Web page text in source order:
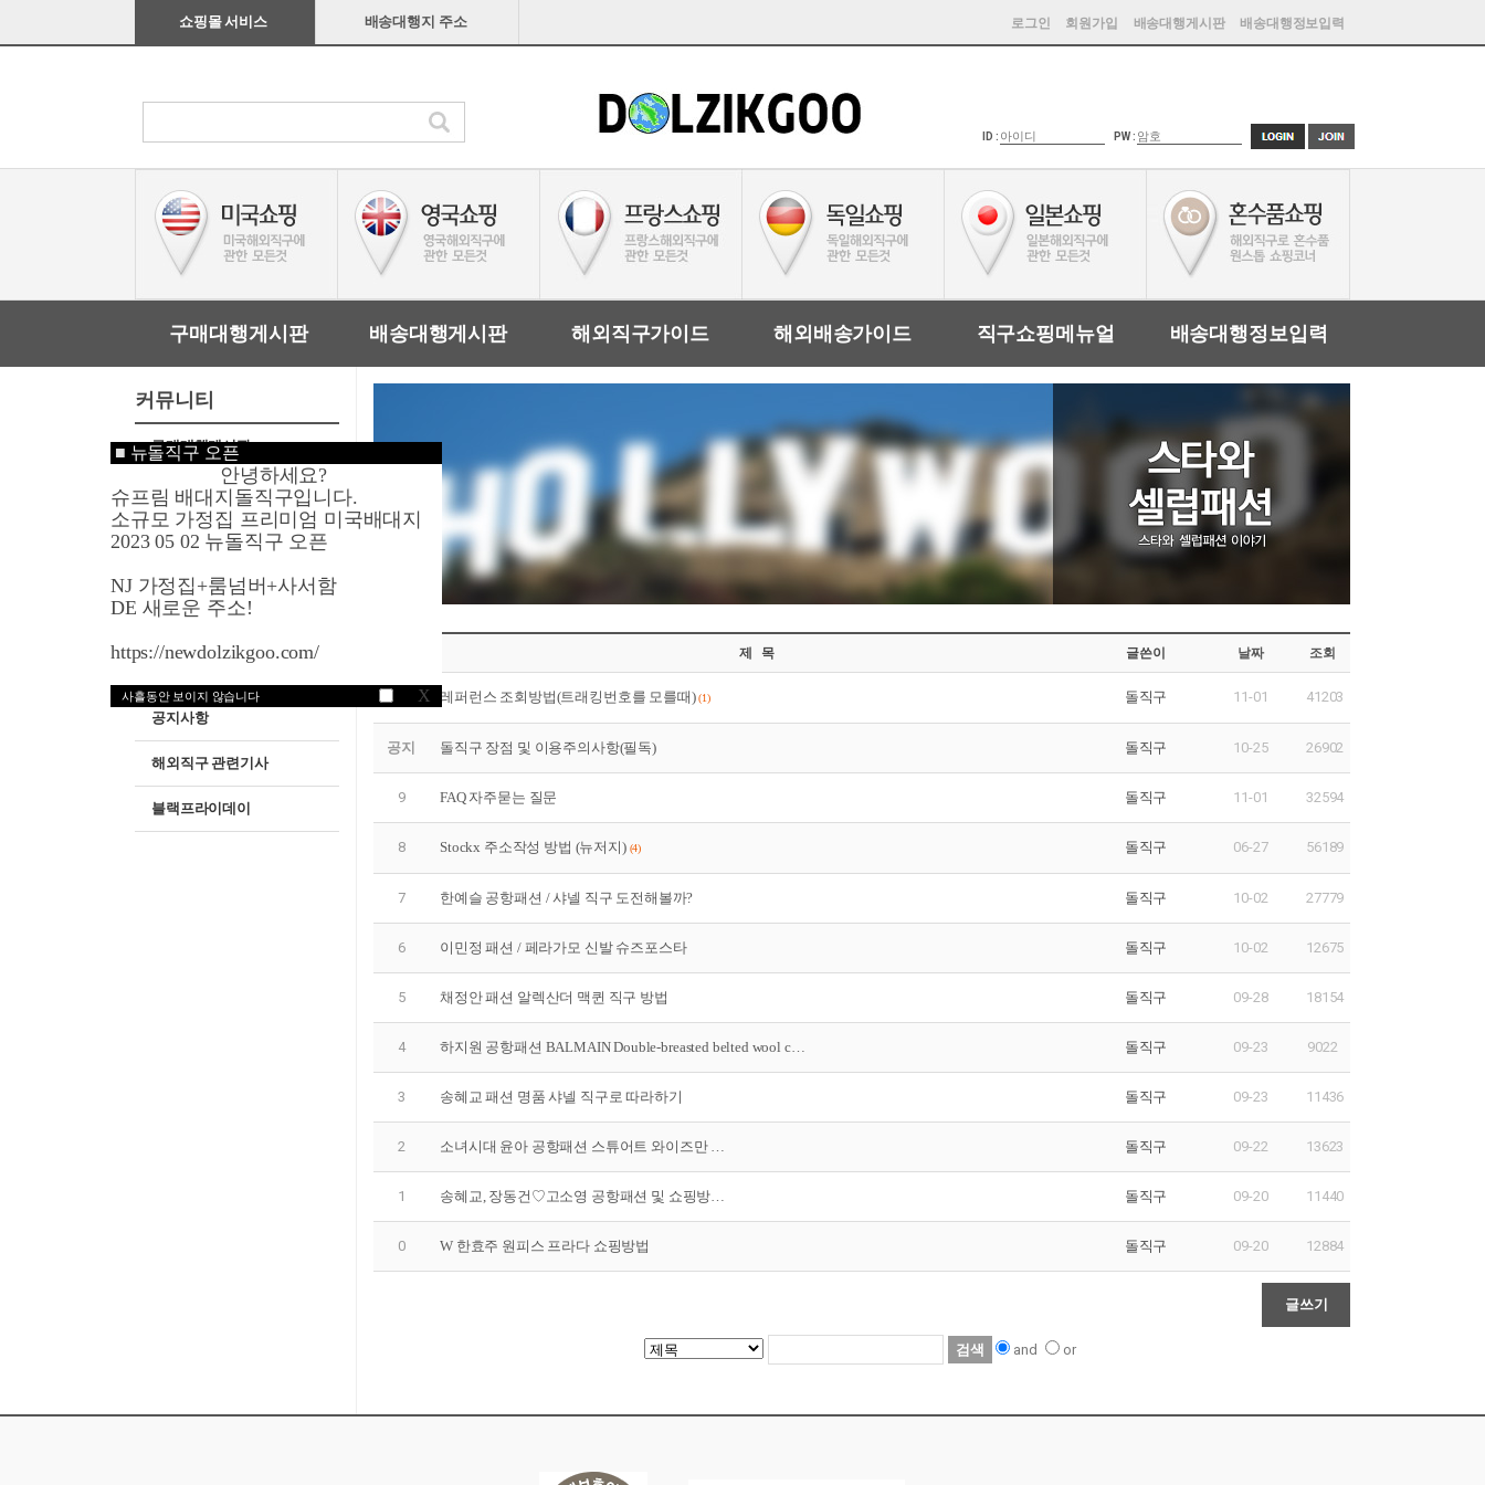
■ 뉴돌직구 오픈
안녕하세요?
슈프림 배대지돌직구입니다.
소규모 가정집 프리미엄 미국배대지
2023 05 02 뉴돌직구 오픈
NJ 가정집+룸넘버+사서함
DE 새로운 주소!
https://newdolzikgoo.com/
사흘동안 보이지 않습니다 X
쇼핑몰 서비스 배송대행지 주소 로그인 회원가입 배송대행게시판 배송대행정보입력
ID : PW :
구매대행게시판 배송대행게시판 해외직구가이드 해외배송가이드 직구쇼핑메뉴얼 배송대행정보입력
커뮤니티
구매대행게시판
배송대행게시판
해외직구쇼핑매뉴얼
세일쿠폰정보
공지사항
해외직구 관련기사
블랙프라이데이
제 목 글쓴이 날짜 조회
공지 레퍼런스 조회방법(트래킹번호를 모를때) (1) 돌직구 11-01 41203
공지 돌직구 장점 및 이용주의사항(필독) 돌직구 10-25 26902
9 FAQ 자주묻는 질문 돌직구 11-01 32594
8 Stockx 주소작성 방법 (뉴저지) (4) 돌직구 06-27 56189
7 한예슬 공항패션 / 샤넬 직구 도전해볼까? 돌직구 10-02 27779
6 이민정 패션 / 페라가모 신발 슈즈포스타 돌직구 10-02 12675
5 채정안 패션 알렉산더 맥퀸 직구 방법 돌직구 09-28 18154
4 하지원 공항패션 BALMAIN Double-breasted belted wool c… 돌직구 09-23 9022
3 송혜교 패션 명품 샤넬 직구로 따라하기 돌직구 09-23 11436
2 소녀시대 윤아 공항패션 스튜어트 와이즈만 … 돌직구 09-22 13623
1 송혜교, 장동건♡고소영 공항패션 및 쇼핑방… 돌직구 09-20 11440
0 W 한효주 원피스 프라다 쇼핑방법 돌직구 09-20 12884
and or